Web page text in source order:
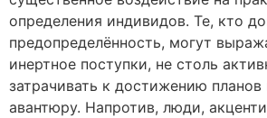
определения индивидов. Те, кто
предопределённость, могут
инертное поступки, не столь
затрачивать к достижению
авантюру. Напротив, люди,